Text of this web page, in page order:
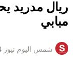
ريال مدريد
مبابي
شمس اليوم نيوز 24